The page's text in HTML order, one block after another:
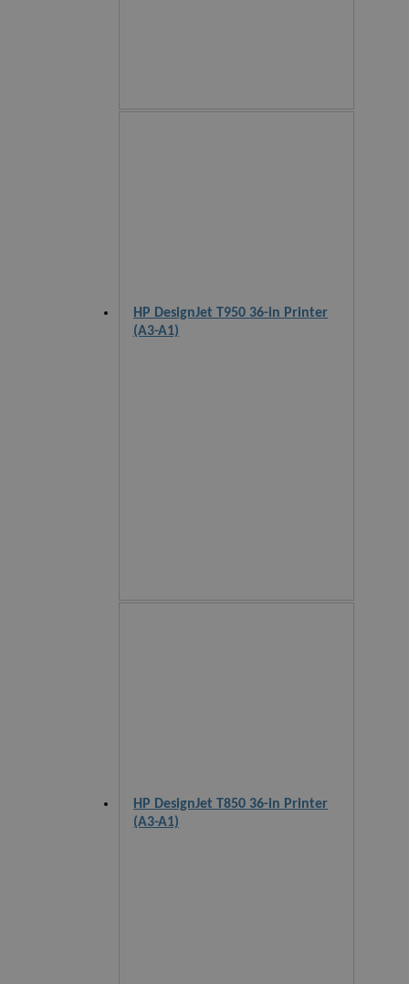
HP DesignJet T950 36-in Printer
(A3-A1)
HP DesignJet T850 36-in Printer
(A3-A1)